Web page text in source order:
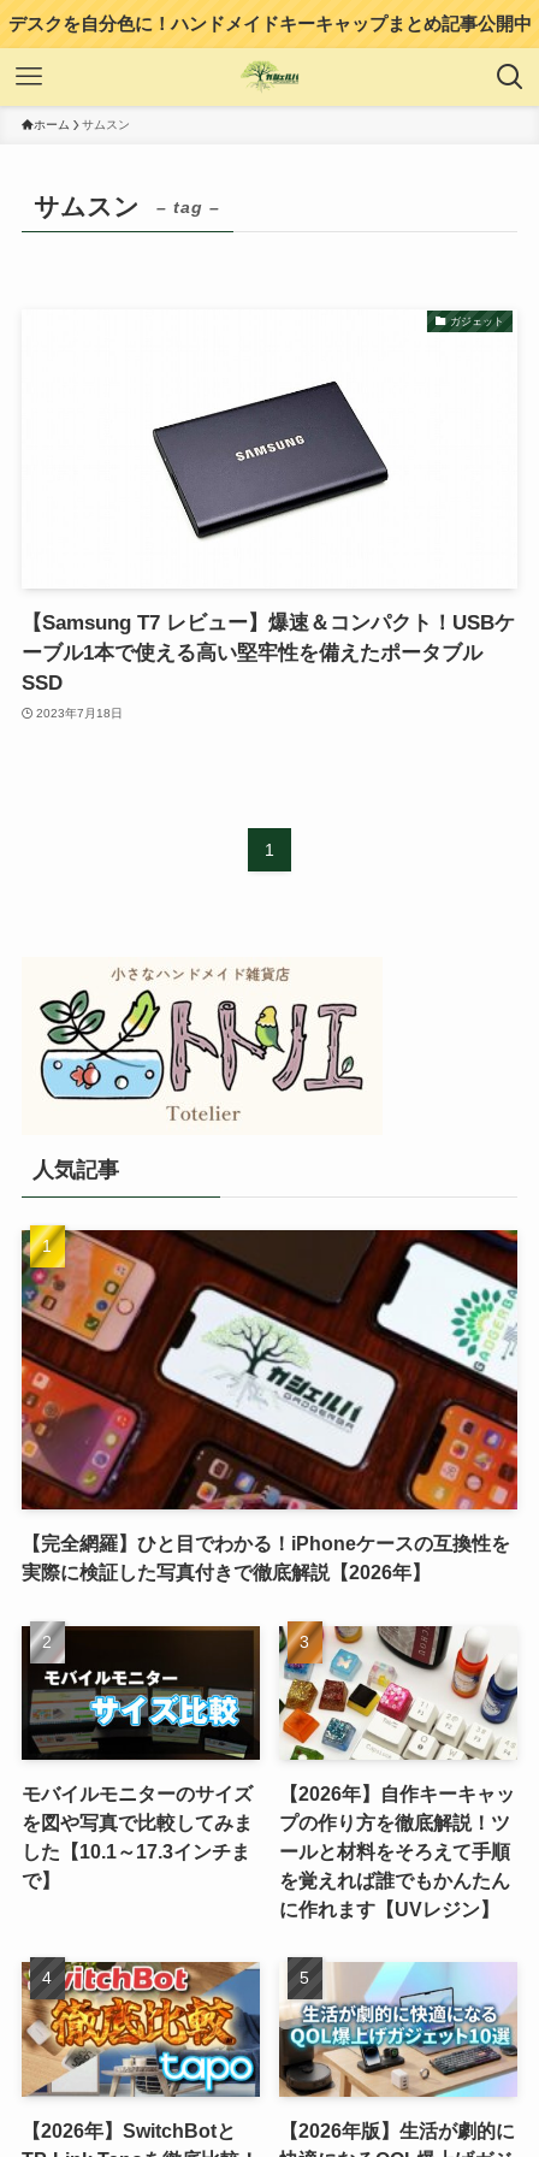
デスクを自分色に！ハンドメイドキーキャップまとめ記事公開中
ホーム サムスン
サムスン – tag –
ガジェット
【Samsung T7 レビュー】爆速＆コンパクト！USBケ
ーブル1本で使える高い堅牢性を備えたポータブル
SSD
2023年7月18日
1
人気記事
【完全網羅】ひと目でわかる！iPhoneケースの互換性を
実際に検証した写真付きで徹底解説【2026年】
モバイルモニターのサイズ
を図や写真で比較してみま
した【10.1～17.3インチま
で】
【2026年】自作キーキャッ
プの作り方を徹底解説！ツ
ールと材料をそろえて手順
を覚えれば誰でもかんたん
に作れます【UVレジン】
【2026年】SwitchBotと
【2026年版】生活が劇的に